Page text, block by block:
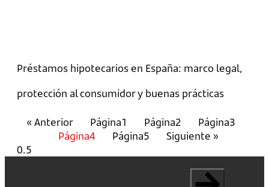
Préstamos hipotecarios en España: marco legal,
protección al consumidor y buenas prácticas
« Anterior Página1 Página2 Página3
Página4 Página5 Siguiente »